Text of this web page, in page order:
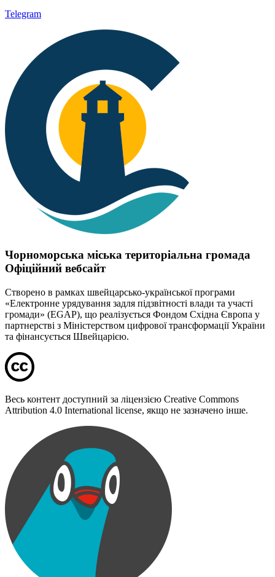
Telegram
Чорноморська міська територіальна громада
Офіційний вебсайт
Створено в рамках швейцарсько-української програми
«Електронне урядування задля підзвітності влади та участі
громади» (EGAP), що реалізується Фондом Східна Європа у
партнерстві з Міністерством цифрової трансформації України
та фінансується Швейцарією.
Весь контент доступний за ліцензією Creative Commons
Attribution 4.0 International license, якщо не зазначено інше.